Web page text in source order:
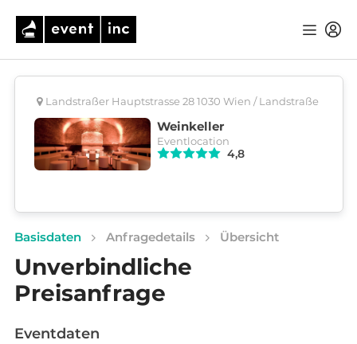
Landstraßer Hauptstrasse 28 1030 Wien / Landstraße
Weinkeller
Eventlocation
4,8
Basisdaten Anfragedetails Übersicht
Unverbindliche
Preisanfrage
Eventdaten